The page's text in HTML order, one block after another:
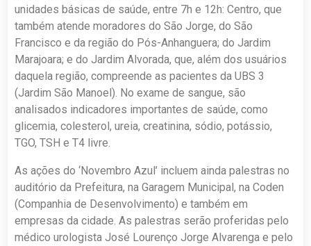
unidades básicas de saúde, entre 7h e 12h: Centro, que
também atende moradores do São Jorge, do São
Francisco e da região do Pós-Anhanguera; do Jardim
Marajoara; e do Jardim Alvorada, que, além dos usuários
daquela região, compreende as pacientes da UBS 3
(Jardim São Manoel). No exame de sangue, são
analisados indicadores importantes de saúde, como
glicemia, colesterol, ureia, creatinina, sódio, potássio,
TGO, TSH e T4 livre.
As ações do ‘Novembro Azul’ incluem ainda palestras no
auditório da Prefeitura, na Garagem Municipal, na Coden
(Companhia de Desenvolvimento) e também em
empresas da cidade. As palestras serão proferidas pelo
médico urologista José Lourenço Jorge Alvarenga e pelo